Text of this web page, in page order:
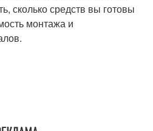
сколько средств вы готовы
монтажа и